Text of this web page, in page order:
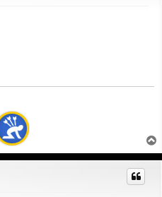
a
u